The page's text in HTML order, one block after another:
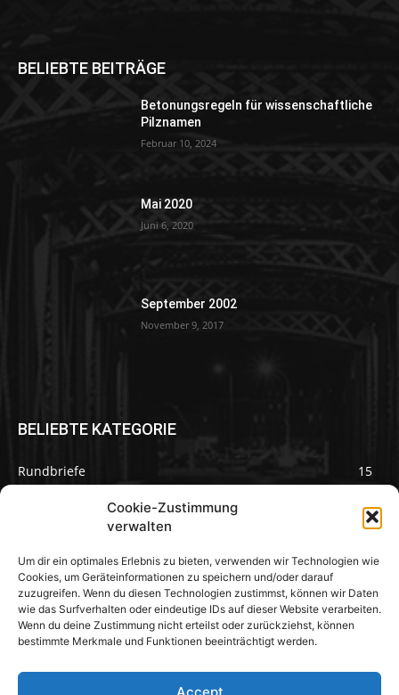
Cookie-Zustimmung
verwalten
Um dir ein optimales Erlebnis zu bieten, verwenden wir Technologien wie
Cookies, um Geräteinformationen zu speichern und/oder darauf
zuzugreifen. Wenn du diesen Technologien zustimmst, können wir Daten
wie das Surfverhalten oder eindeutige IDs auf dieser Website verarbeiten.
Wenn du deine Zustimmung nicht erteilst oder zurückziehst, können
bestimmte Merkmale und Funktionen beeinträchtigt werden.
Accept
BELIEBTE BEITRÄGE
Betonungsregeln für wissenschaftliche
Pilznamen
Februar 10, 2024
Mai 2020
Juni 6, 2020
September 2002
November 9, 2017
BELIEBTE KATEGORIE
Rundbriefe
15
Pilzseite
Seltene Pilze aus Mainfranken und
Deutschland